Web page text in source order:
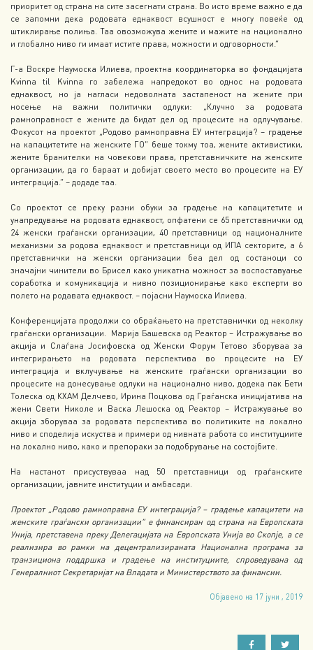
приоритет од страна на сите засегнати страна. Во исто време важно е да
се запомни дека родовата еднаквост всушност е многу повеќе од
штиклирање полиња. Таа овозможува жените и мажите на национално
и глобално ниво ги имаат истите права, можности и одговорности.“
Г-а Воскре Наумоска Илиева, проектна координаторка во фондацијата
Kvinna til Kvinna го забележа напредокот во однос на родовата
еднаквост, но ја нагласи недоволната застапеност на жените при
носење на важни политички одлуки: „Клучно за родовата
рамноправност е жените да бидат дел од процесите на одлучување.
Фокусот на проектот „Родово рамноправна ЕУ интеграција? – градење
на капацитетите на женските ГО” беше токму тоа, жените активистики,
жените бранителки на човекови права, претставничките на женските
организации, да го бараат и добијат своето место во процесите на ЕУ
интеграција.“ – додаде таа.
Со проектот се преку разни обуки за градење на капацитетите и
унапредување на родовата еднаквост, опфатени се 65 претставнички од
24 женски граѓански организации, 40 претставници од националните
механизми за родова еднаквост и претставници од ИПА секторите, а 6
претставнички на женски организации беа дел од состаноци со
значајни чинители во Брисел како уникатна можност за воспоставуање
соработка и комуникација и нивно позиционирање како експерти во
полето на родавата еднаквост. – појасни Наумоска Илиева.
Конференцијата продолжи со обраќањето на претставнички од неколку
граѓански организации. Марија Башевска од Реактор – Истражување во
акција и Слаѓана Јосифовска од Женски Форум Тетово зборуваа за
интегрирањето на родовата перспектива во процесите на ЕУ
интеграција и вклучување на женските граѓански организации во
процесите на донесување одлуки на национално ниво, додека пак Бети
Толеска од КХАМ Делчево, Ирина Поцкова од Граѓанска иницијатива на
жени Свети Николе и Васка Лешоска од Реактор – Истражување во
акција зборуваа за родовата перспектива во политиките на локално
ниво и споделија искуства и примери од нивната работа со институциите
на локално ниво, како и препораки за подобрување на состојбите.
На настанот присуствуваа над 50 претставници од граѓанските
организации, јавните институции и амбасади.
Проектот „Родово рамноправна ЕУ интеграција? – градење капацитети на
женските граѓански организации“ е финансиран од страна на Европската
Унија, претставена преку Делегацијата на Европската Унија во Скопје, а се
реализира во рамки на децентрализираната Национална програма за
транзициона поддршка и градење на институциите, спроведувана од
Генералниот Секретаријат на Владата и Министерството за финансии.
Објавено на 17 јуни , 2019